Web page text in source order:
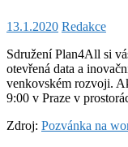
13.1.2020 Redakce
Sdružení Plan4All si
otevřená data a
venkovském rozvoji.
9:00 v Praze v
Zdroj: Pozvánka na